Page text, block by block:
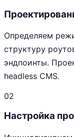
Определяем
структуру
эндпоинты.
headless CMS.
02
Настройка